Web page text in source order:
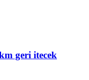
geri itecek